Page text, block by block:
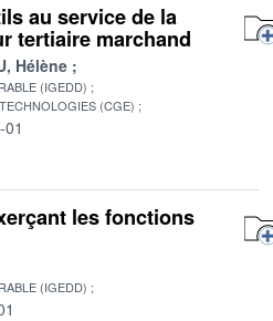
au service de la
tertiaire marchand
Hélène
(IGEDD)
(CGE)
les fonctions
(IGEDD)